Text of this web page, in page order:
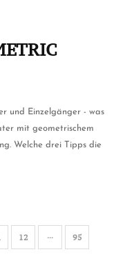
und Einzelgänger - was
mit geometrischem
Welche drei Tipps die
12 ··· 95